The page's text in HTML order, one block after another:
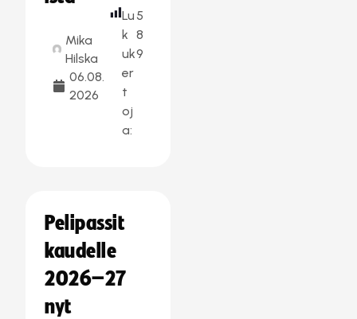
Mika
Hilska
06.08.
2026
Lu
k
uk
er
t
oj
a:
5
8
9
Pelipassit
kaudelle
2026–27
nyt